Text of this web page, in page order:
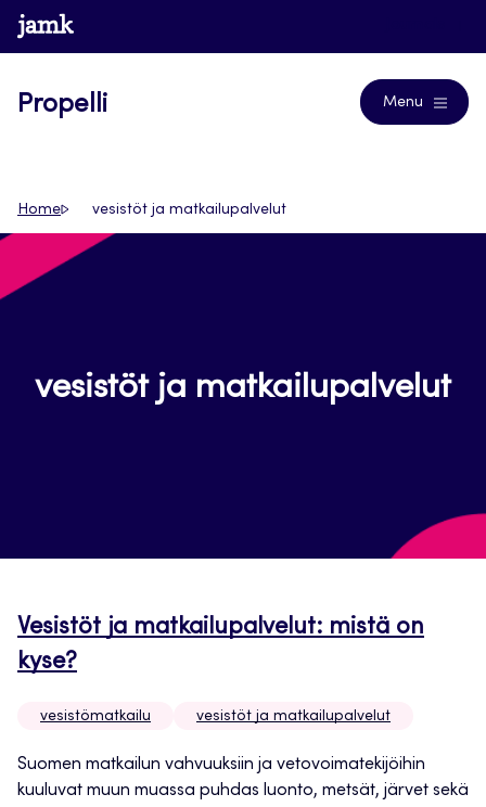
Siirry
suoraan
www.jamk.fi
Propelli Menu
Home vesistöt ja matkailupalvelut
vesistöt ja matkailupalvelut
Vesistöt ja matkailupalvelut: mistä on
kyse?
vesistömatkailu vesistöt ja matkailupalvelut
Suomen matkailun vahvuuksiin ja vetovoimatekijöihin
kuuluvat muun muassa puhdas luonto, metsät, järvet sekä